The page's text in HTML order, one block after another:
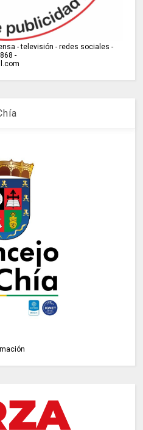
- televisión - redes sociales -
-